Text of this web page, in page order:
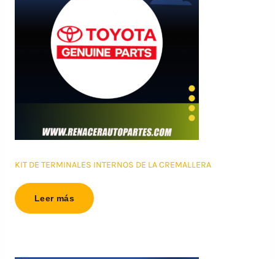
KIT DE TERMINALES INTERNOS DE LA CREMALLERA
Leer más